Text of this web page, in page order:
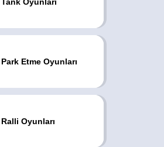
Park Etme Oyunları
Ralli Oyunları